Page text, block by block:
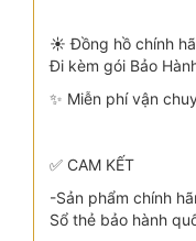
☀️ Đồng hồ chính
Đi kèm gói Bảo
✨ Miễn phí vận
✅ CAM KẾT
-Sản phẩm chính
Sổ thẻ bảo hành